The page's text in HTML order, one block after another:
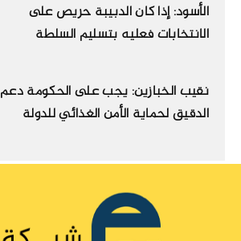
الأسود: إذا كان الدبيبة حريص على
الانتخابات فعليه بتسليم السلطة
نقيب الخبازين: يجب على الحكومة دعم
الدقيق لحماية الأمن الغذائي للدولة